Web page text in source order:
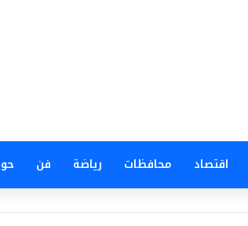
اقتصاد محافظات رياضة فن